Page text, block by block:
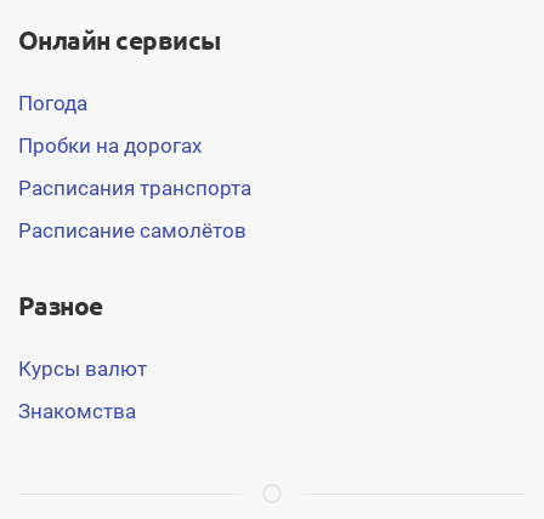
Онлайн сервисы
Погода
Пробки на дорогах
Расписания транспорта
Расписание самолётов
Разное
Курсы валют
Знакомства